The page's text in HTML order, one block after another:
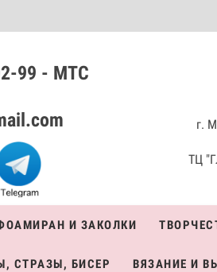
99 - МТС
г.
ТЦ
И ЗАКОЛКИ
СТРАЗЫ, БИСЕР ВЯЗАНИЕ И